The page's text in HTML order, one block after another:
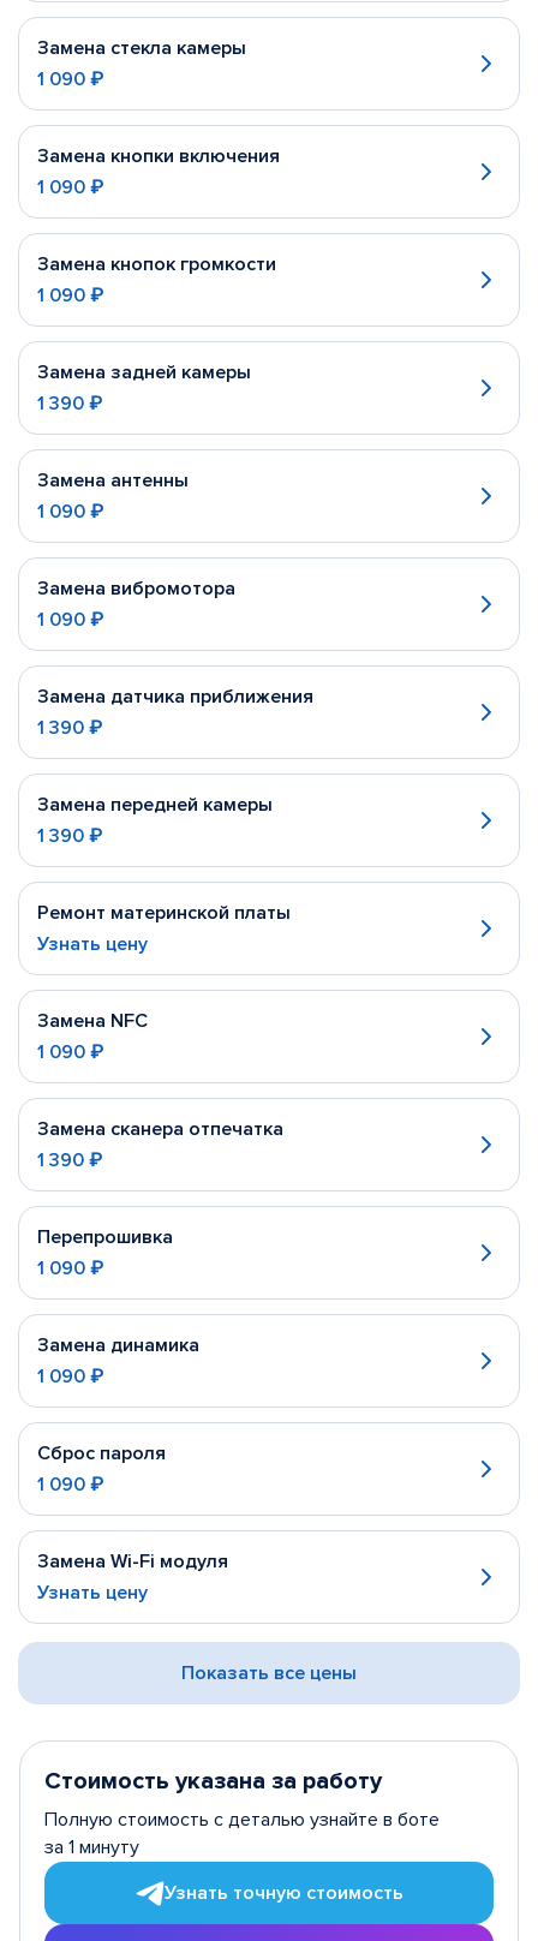
Замена стекла камеры
1 090 ₽
Замена кнопки включения
1 090 ₽
Замена кнопок громкости
1 090 ₽
Замена задней камеры
1 390 ₽
Замена антенны
1 090 ₽
Замена вибромотора
1 090 ₽
Замена датчика приближения
1 390 ₽
Замена передней камеры
1 390 ₽
Ремонт материнской платы
Узнать цену
Замена NFC
1 090 ₽
Замена сканера отпечатка
1 390 ₽
Перепрошивка
1 090 ₽
Замена динамика
1 090 ₽
Сброс пароля
1 090 ₽
Замена Wi-Fi модуля
Узнать цену
Показать все цены
Стоимость указана за работу
Полную стоимость с деталью узнайте в боте
за 1 минуту
Узнать точную стоимость